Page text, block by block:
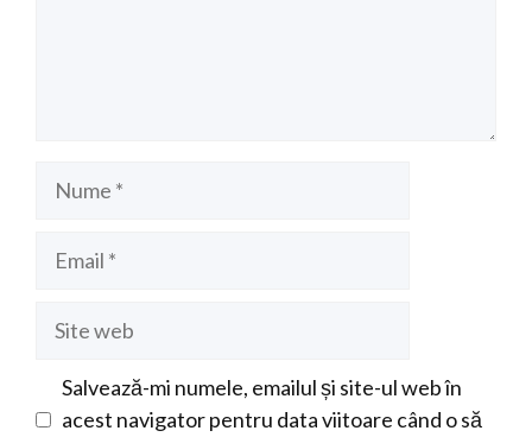
Salvează-mi numele, emailul și site-ul web în
acest navigator pentru data viitoare când o să